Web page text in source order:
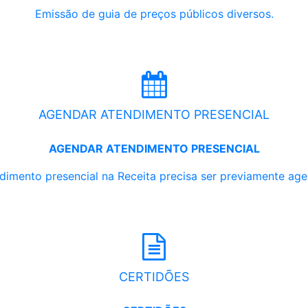
Emissão de guia de preços públicos diversos.
AGENDAR ATENDIMENTO PRESENCIAL
AGENDAR ATENDIMENTO PRESENCIAL
presencial na Receita precisa ser previamente
CERTIDÕES